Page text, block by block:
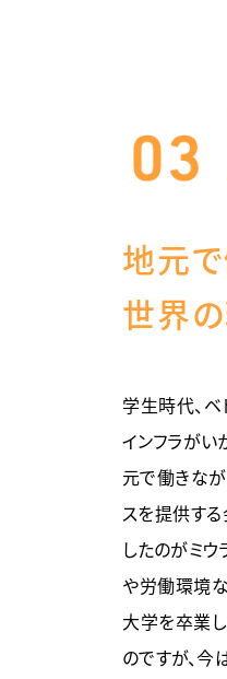
地元
世界
学生時代、
インフラがい
元で働きな
スを提供す
したのがミ
や労働環境
大学を卒業
のですが、今